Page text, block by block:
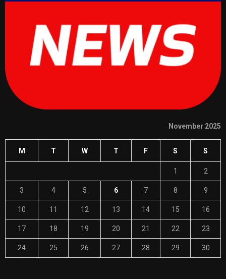
November 2025
M T W T F S S
1 2
3 4 5 6 7 8 9
10 11 12 13 14 15 16
17 18 19 20 21 22 23
24 25 26 27 28 29
30